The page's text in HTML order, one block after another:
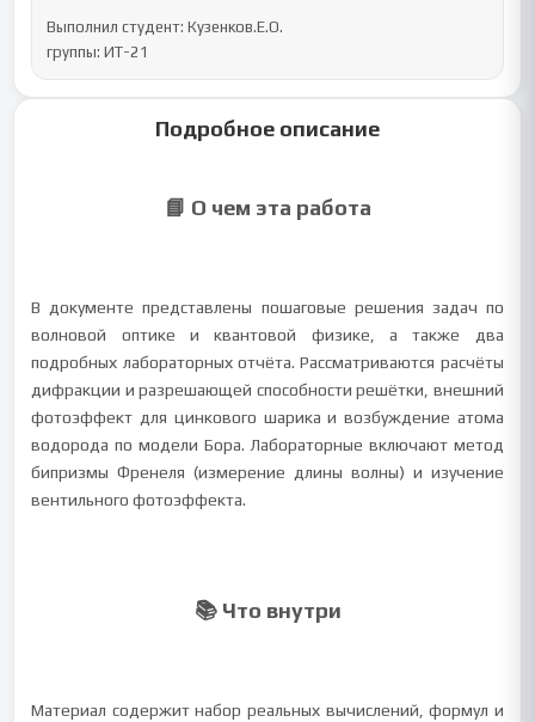
Выполнил студент: Кузенков.Е.О.
группы: ИТ-21
Подробное описание
📘 О чем эта работа
В документе представлены пошаговые решения задач по
волновой оптике и квантовой физике, а также два
подробных лабораторных отчёта. Рассматриваются расчёты
дифракции и разрешающей способности решётки, внешний
фотоэффект для цинкового шарика и возбуждение атома
водорода по модели Бора. Лабораторные включают метод
бипризмы Френеля (измерение длины волны) и изучение
вентильного фотоэффекта.
📚 Что внутри
Материал содержит набор реальных вычислений, формул и